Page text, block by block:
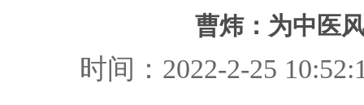
曹炜：为中医
时间：2022-2-25